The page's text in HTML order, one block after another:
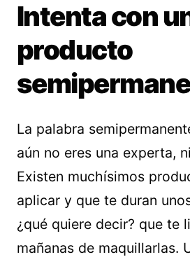
Intenta con
producto
La palabra
aún no eres una experta,
Existen muchísimos
aplicar y que te duran
¿qué quiere decir? que te
mañanas de maquillarlas.